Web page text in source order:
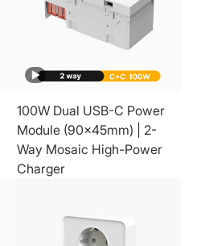
100W Dual USB-C Power
Module (90x45mm) | 2-
Way Mosaic High-Power
Charger